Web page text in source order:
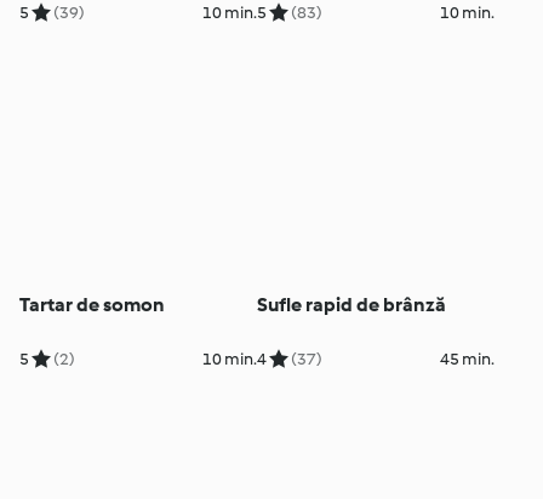
5 (39) 10 min.5 (83) 10 min.
Tartar de somon
5 (2) 10 min.
Sufle rapid de brânză
4 (37) 45 min.